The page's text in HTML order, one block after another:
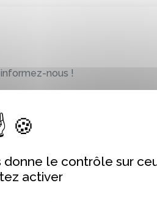
informez-nous !
le contrôle sur
activer